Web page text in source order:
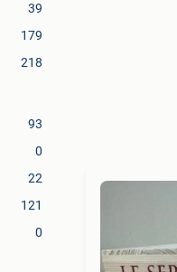
39
179
218
93
0
22
121
0